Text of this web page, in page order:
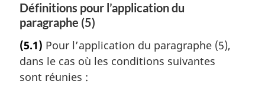
Définitions pour l’application du
paragraphe (5)
(5.1) Pour l’application du paragraphe (5),
dans le cas où les conditions suivantes
sont réunies :